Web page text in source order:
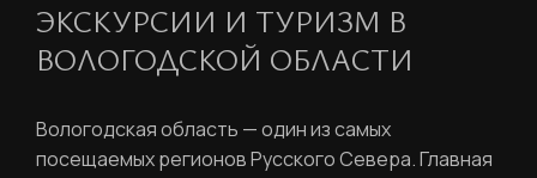
ЭКСКУРСИИ И ТУРИЗМ В
ВОЛОГОДСКОЙ ОБЛАСТИ
Вологодская область — один из самых
посещаемых регионов Русского Севера. Главная